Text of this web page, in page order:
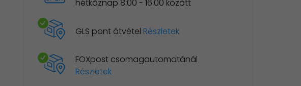
hétköznap 8:00 - 16:00 között
GLS pont átvétel Részletek
FOXpost csomagautomatánál
Részletek